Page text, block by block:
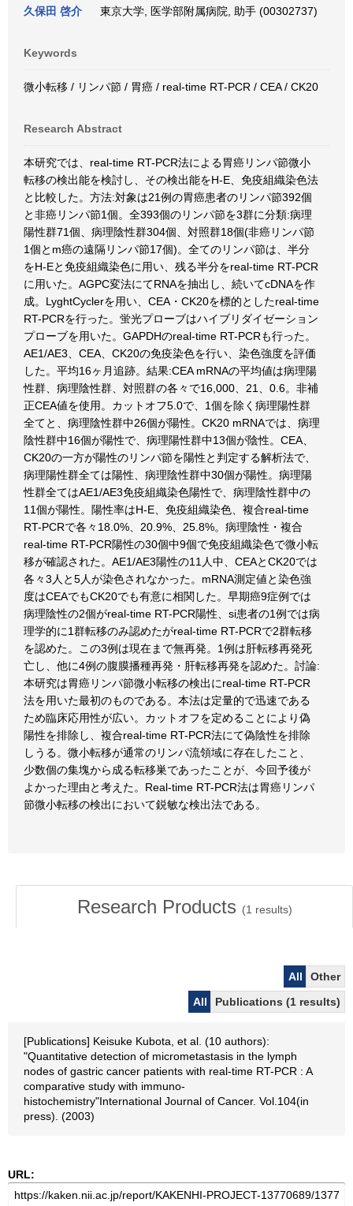
久保田 啓介 東京大学, 医学部附属病院, 助手 (00302737)
Keywords
微小転移 / リンパ節 / 胃癌 / real-time RT-PCR / CEA / CK20
Research Abstract
本研究では、real-time RT-PCR法による胃癌リンパ節微小
転移の検出能を検討し、その検出能をH-E、免疫組織染色法
と比較した。方法:対象は21例の胃癌患者のリンパ節392個
と非癌リンパ節1個。全393個のリンパ節を3群に分類:病理
陽性群71個、病理陰性群304個、対照群18個(非癌リンパ節
1個とm癌の遠隔リンパ節17個)。全てのリンパ節は、半分
をH-Eと免疫組織染色に用い、残る半分をreal-time RT-PCR
に用いた。AGPC変法にてRNAを抽出し、続いてcDNAを作
成。LyghtCyclerを用い、CEA・CK20を標的としたreal-time
RT-PCRを行った。蛍光プローブはハイブリダイゼーション
プローブを用いた。GAPDHのreal-time RT-PCRも行った。
AE1/AE3、CEA、CK20の免疫染色を行い、染色強度を評価
した。平均16ヶ月追跡。結果:CEA mRNAの平均値は病理陽
性群、病理陰性群、対照群の各々で16,000、21、0.6。非補
正CEA値を使用。カットオフ5.0で、1個を除く病理陽性群
全てと、病理陰性群中26個が陽性。CK20 mRNAでは、病理
陰性群中16個が陽性で、病理陽性群中13個が陰性。CEA、
CK20の一方が陽性のリンパ節を陽性と判定する解析法で、
病理陽性群全ては陽性、病理陰性群中30個が陽性。病理陽
性群全てはAE1/AE3免疫組織染色陽性で、病理陰性群中の
11個が陽性。陽性率はH-E、免疫組織染色、複合real-time
RT-PCRで各々18.0%、20.9%、25.8%。病理陰性・複合
real-time RT-PCR陽性の30個中9個で免疫組織染色で微小転
移が確認された。AE1/AE3陽性の11人中、CEAとCK20では
各々3人と5人が染色されなかった。mRNA測定値と染色強
度はCEAでもCK20でも有意に相関した。早期癌9症例では
病理陰性の2個がreal-time RT-PCR陽性、si患者の1例では病
理学的に1群転移のみ認めたがreal-time RT-PCRで2群転移
を認めた。この3例は現在まで無再発。1例は肝転移再発死
亡し、他に4例の腹膜播種再発・肝転移再発を認めた。討論:
本研究は胃癌リンパ節微小転移の検出にreal-time RT-PCR
法を用いた最初のものである。本法は定量的で迅速である
ため臨床応用性が広い。カットオフを定めることにより偽
陽性を排除し、複合real-time RT-PCR法にて偽陰性を排除
しうる。微小転移が通常のリンパ流領域に存在したこと、
少数個の集塊から成る転移巣であったことが、今回予後が
よかった理由と考えた。Real-time RT-PCR法は胃癌リンパ
節微小転移の検出において鋭敏な検出法である。
Research Products (1 results)
All
Other
All
Publications (1 results)
[Publications] Keisuke Kubota, et al. (10 authors):
"Quantitative detection of micrometastasis in the lymph
nodes of gastric cancer patients with real-time RT-PCR : A
comparative study with immuno-
histochemistry"International Journal of Cancer. Vol.104(in
press). (2003)
URL: